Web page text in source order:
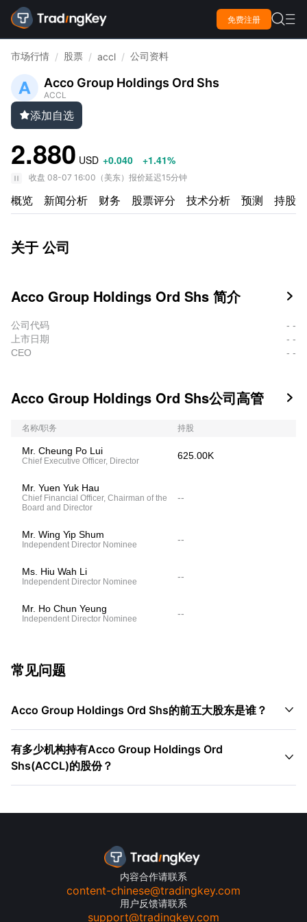
免费注册  
市场行情 / 股票 / accl / 公司资料
Acco Group Holdings Ord Shs
ACCL
添加自选
2.880 USD +0.040 +1.41%
收盘 08-07 16:00 （ 美东） 报价延迟15分钟
概览 新闻分析 财务 股票评分 技术分析 预测 持股
关于 公司
Acco Group Holdings Ord Shs 简介 
公司代码
- -
上市日期
- -
CEO
- -
Acco Group Holdings Ord Shs公司高管 
名称/职务 持股
Mr. Cheung Po Lui
Chief Executive Officer, Director 625.00K
Mr. Yuen Yuk Hau
Chief Financial Officer, Chairman of the
Board and Director
--
Mr. Wing Yip Shum
Independent Director Nominee --
Ms. Hiu Wah Li
Independent Director Nominee --
Mr. Ho Chun Yeung
Independent Director Nominee --
常见问题
Acco Group Holdings Ord Shs的前五大股东是谁？ 
有多少机构持有Acco Group Holdings Ord
Shs(ACCL)的股份？

内容合作请联系
content-chinese@tradingkey.com
用户反馈请联系
support@tradingkey.com